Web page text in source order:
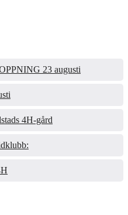
23 augusti
4H-gård